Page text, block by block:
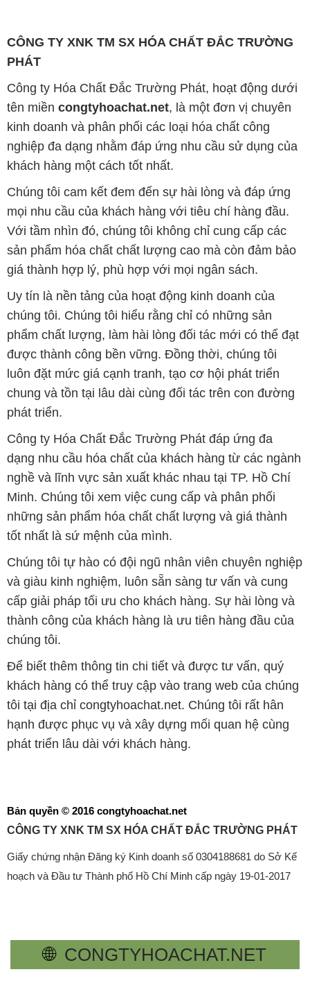
CÔNG TY XNK TM SX HÓA CHẤT ĐẮC TRƯỜNG
PHÁT
Công ty Hóa Chất Đắc Trường Phát, hoạt động dưới
tên miền congtyhoachat.net, là một đơn vị chuyên
kinh doanh và phân phối các loại hóa chất công
nghiệp đa dạng nhằm đáp ứng nhu cầu sử dụng của
khách hàng một cách tốt nhất.
Chúng tôi cam kết đem đến sự hài lòng và đáp ứng
mọi nhu cầu của khách hàng với tiêu chí hàng đầu.
Với tầm nhìn đó, chúng tôi không chỉ cung cấp các
sản phẩm hóa chất chất lượng cao mà còn đảm bảo
giá thành hợp lý, phù hợp với mọi ngân sách.
Uy tín là nền tảng của hoạt động kinh doanh của
chúng tôi. Chúng tôi hiểu rằng chỉ có những sản
phẩm chất lượng, làm hài lòng đối tác mới có thể đạt
được thành công bền vững. Đồng thời, chúng tôi
luôn đặt mức giá cạnh tranh, tạo cơ hội phát triển
chung và tồn tại lâu dài cùng đối tác trên con đường
phát triển.
Công ty Hóa Chất Đắc Trường Phát đáp ứng đa
dạng nhu cầu hóa chất của khách hàng từ các ngành
nghề và lĩnh vực sản xuất khác nhau tại TP. Hồ Chí
Minh. Chúng tôi xem việc cung cấp và phân phối
những sản phẩm hóa chất chất lượng và giá thành
tốt nhất là sứ mệnh của mình.
Chúng tôi tự hào có đội ngũ nhân viên chuyên nghiệp
và giàu kinh nghiệm, luôn sẵn sàng tư vấn và cung
cấp giải pháp tối ưu cho khách hàng. Sự hài lòng và
thành công của khách hàng là ưu tiên hàng đầu của
chúng tôi.
Để biết thêm thông tin chi tiết và được tư vấn, quý
khách hàng có thể truy cập vào trang web của chúng
tôi tại địa chỉ congtyhoachat.net. Chúng tôi rất hân
hạnh được phục vụ và xây dựng mối quan hệ cùng
phát triển lâu dài với khách hàng.
Bản quyền © 2016 congtyhoachat.net
CÔNG TY XNK TM SX HÓA CHẤT ĐẮC TRƯỜNG PHÁT
Giấy chứng nhận Đăng ký Kinh doanh số 0304188681 do Sở Kế
hoạch và Đầu tư Thành phố Hồ Chí Minh cấp ngày 19-01-2017
🌐 CONGTYHOACHAT.NET